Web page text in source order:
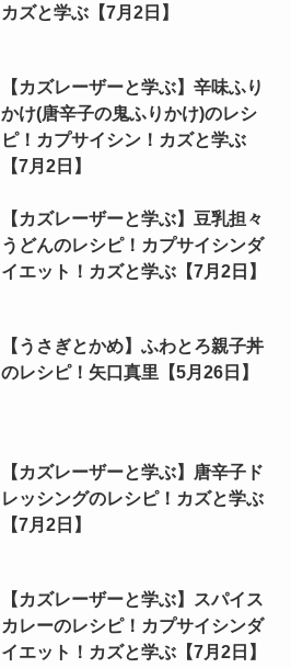
カズと学ぶ【7月2日】
【カズレーザーと学ぶ】辛味ふり
かけ(唐辛子の鬼ふりかけ)のレシ
ピ！カプサイシン！カズと学ぶ
【7月2日】
【カズレーザーと学ぶ】豆乳担々
うどんのレシピ！カプサイシンダ
イエット！カズと学ぶ【7月2日】
【うさぎとかめ】ふわとろ親子丼
のレシピ！矢口真里【5月26日】
【カズレーザーと学ぶ】唐辛子ド
レッシングのレシピ！カズと学ぶ
【7月2日】
【カズレーザーと学ぶ】スパイス
カレーのレシピ！カプサイシンダ
イエット！カズと学ぶ【7月2日】